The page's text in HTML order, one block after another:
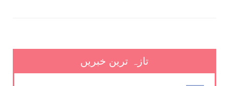
تازہ ترین خبریں